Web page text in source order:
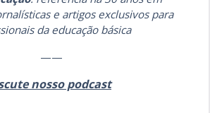
e artigos exclusivos para
da educação básica
——
nosso podcast